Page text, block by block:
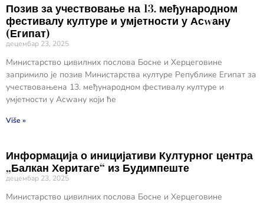
Позив за учествовање на 13. међународном
фестивалу културе и умјетности у Асwану
(Египат)
децембар 23, 2025
Министарство цивилних послова Босне и Херцеговине
запримило је позив Министарства културе Републике Египат за
учествовањена 13. међународном фестивалу културе и
умјетности у Асwану који ће
Više »
Информација о иницијативи Културног центра
„Балкан Херитаге“ из Будимпеште
децембар 23, 2025
Министарство цивилних послова Босне и Херцеговине